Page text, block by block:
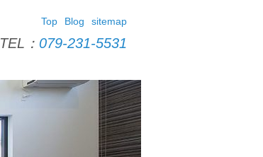
sitemap
Blog
Top
TEL： 079-231-5531